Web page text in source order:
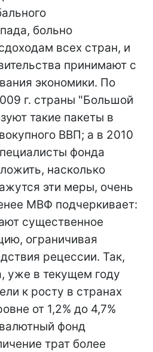
больно
всех стран, и
принимают с
экономики. По
г. страны "Большой
такие пакеты в
ВВП; а в 2010
фонда
насколько
эти меры, очень
МВФ подчеркивает:
существенное
ограничивая
рецессии. Так,
уже в текущем году
к росту в странах
от 1,2% до 4,7%
фонд
трат более